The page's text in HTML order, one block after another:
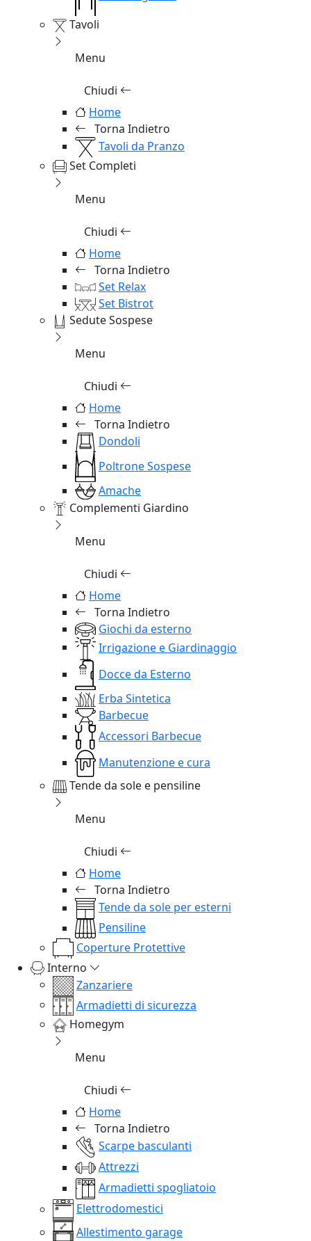
Tavoli
Menu
Chiudi
Home
Torna Indietro
Tavoli da Pranzo
Set Completi
Menu
Chiudi
Home
Torna Indietro
Set Relax
Set Bistrot
Sedute Sospese
Menu
Chiudi
Home
Torna Indietro
Dondoli
Poltrone Sospese
Amache
Complementi Giardino
Menu
Chiudi
Home
Torna Indietro
Giochi da esterno
Irrigazione e Giardinaggio
Docce da Esterno
Erba Sintetica
Barbecue
Accessori Barbecue
Manutenzione e cura
Tende da sole e pensiline
Menu
Chiudi
Home
Torna Indietro
Tende da sole per esterni
Pensiline
Coperture Protettive
Interno
Zanzariere
Armadietti di sicurezza
Homegym
Menu
Chiudi
Home
Torna Indietro
Scarpe basculanti
Attrezzi
Armadietti spogliatoio
Elettrodomestici
Allestimento garage